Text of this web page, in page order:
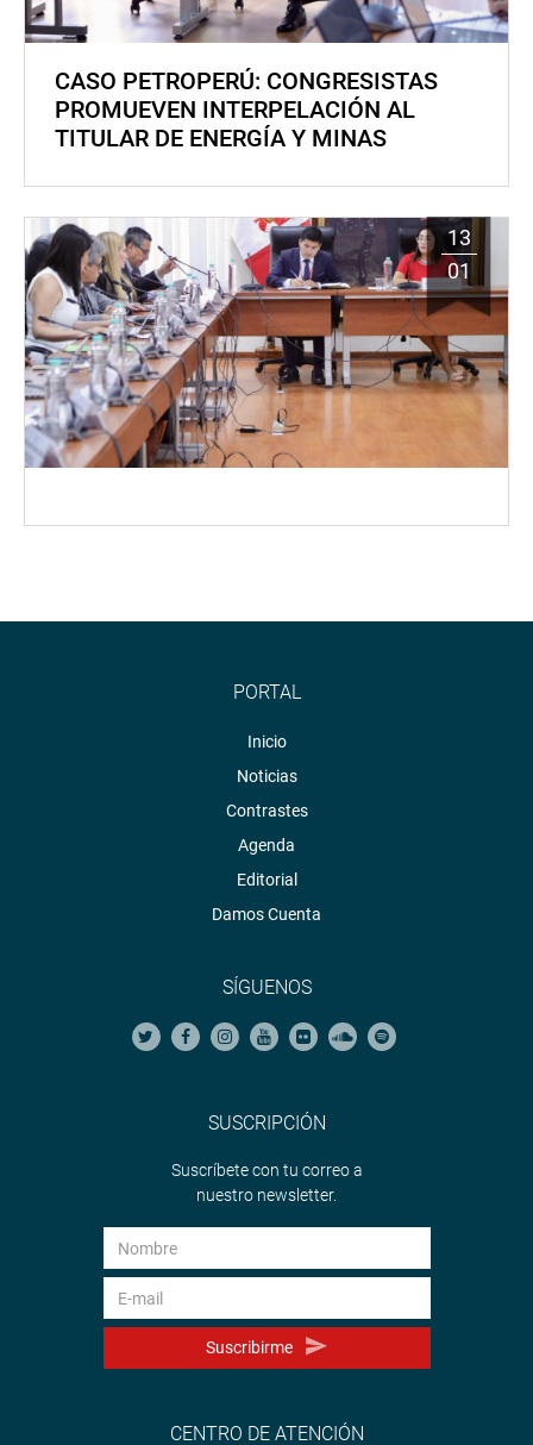
CASO PETROPERÚ: CONGRESISTAS
PROMUEVEN INTERPELACIÓN AL
TITULAR DE ENERGÍA Y MINAS
13
01
PORTAL
Inicio
Noticias
Contrastes
Agenda
Editorial
Damos Cuenta
SÍGUENOS
SUSCRIPCIÓN
Suscríbete con tu correo a
nuestro newsletter.
Suscribirme
CENTRO DE ATENCIÓN